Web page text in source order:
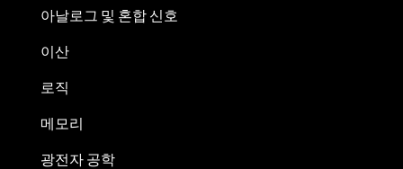
아날로그 및 혼합 신호
이산
로직
메모리
광전자 공학